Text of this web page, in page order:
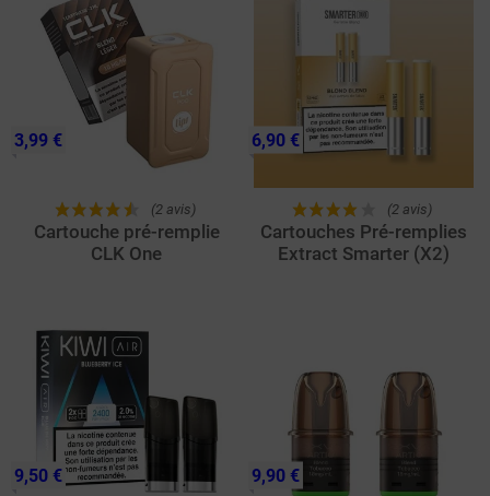
(2 avis)
Cartouche pré-remplie
CLK One
3,99 €
(2 avis)
Cartouches Pré-remplies
Extract Smarter (X2)
6,90 €
9,50 € 9,90 €